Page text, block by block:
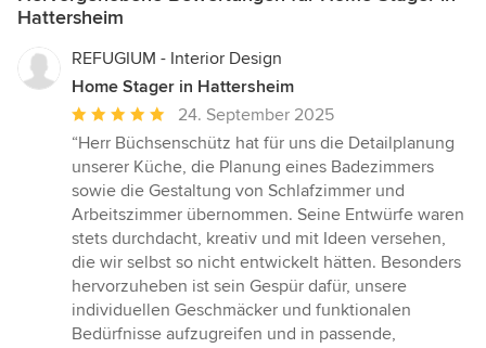
Hattersheim
REFUGIUM - Interior Design
Home Stager in Hattersheim
Durchschnittliche
Bewertung:
5
von
5
Sternen
24. September 2025
“Herr Büchsenschütz hat für uns die Detailplanung
unserer Küche, die Planung eines Badezimmers
sowie die Gestaltung von Schlafzimmer und
Arbeitszimmer übernommen. Seine Entwürfe waren
stets durchdacht, kreativ und mit Ideen versehen,
die wir selbst so nicht entwickelt hätten. Besonders
hervorzuheben ist sein Gespür dafür, unsere
individuellen Geschmäcker und funktionalen
Bedürfnisse aufzugreifen und in passende,